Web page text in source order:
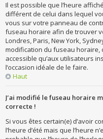
Il est possible que l’heure
différent de celui dans lequel
vous sur votre panneau de
fuseau horaire afin de trouver
Londres, Paris, New York,
modification du fuseau horaire,
accessible qu’aux utilisateurs
l’occasion idéale de le faire.
Haut
J’ai modifié le fuseau horaire
correcte !
Si vous êtes certain(e) d’avoir
l’heure d’été mais que l’heure